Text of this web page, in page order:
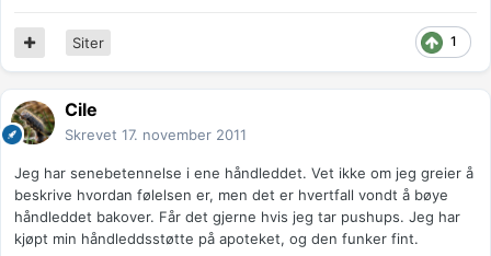
1
Siter
Cile
Skrevet 17. november 2011
Jeg har senebetennelse i ene håndleddet. Vet ikke om jeg greier å
beskrive hvordan følelsen er, men det er hvertfall vondt å bøye
håndleddet bakover. Får det gjerne hvis jeg tar pushups. Jeg har
kjøpt min håndleddsstøtte på apoteket, og den funker fint.